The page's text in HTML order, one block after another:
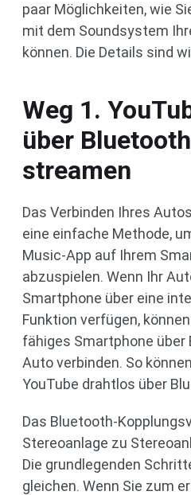
paar Möglichkeiten, wie
mit dem Soundsystem
können. Die Details sind
Weg 1.
über
streamen
Das Verbinden Ihres
eine einfache Methode,
Music-App auf Ihrem
abzuspielen. Wenn Ihr
Smartphone über eine
Funktion verfügen,
fähiges Smartphone
Auto verbinden. So
YouTube drahtlos über
Das Bluetooth-
Stereoanlage zu
Die grundlegenden
gleichen. Wenn Sie zum